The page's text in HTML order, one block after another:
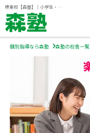
堺東校【森塾】｜小学生・中学生・高校生の個別指導塾・学習塾
小学生の個別指導
中学生の個別指導
高校生の個別指導
個別指導なら森塾 森塾の校舎一覧